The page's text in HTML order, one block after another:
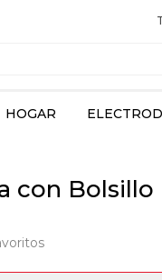
HOGAR
con